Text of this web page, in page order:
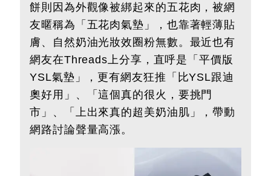
餅則因為外觀像被綁起來的五花肉，被網
友暱稱為「五花肉氣墊」，也靠著輕薄貼
膚、自然奶油光妝效圈粉無數。最近也有
網友在Threads上分享，直呼是「平價版
YSL氣墊」，更有網友狂推「比YSL跟迪
奧好用」、「這個真的很火，要挑門
市」、「上出來真的超美奶油肌」，帶動
網路討論聲量高漲。